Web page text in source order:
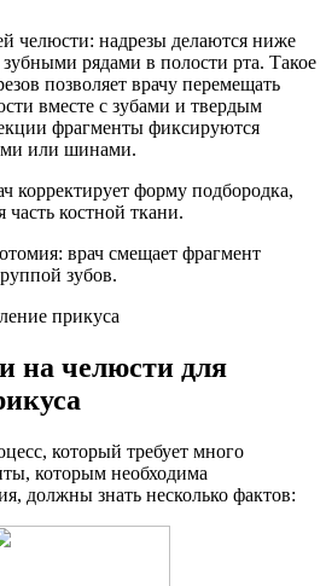
челюсти: надрезы делаются ниже
зубными рядами в полости рта. Такое
позволяет врачу перемещать
вместе с зубами и твердым
фрагменты фиксируются
или шинами.
корректирует форму подбородка,
часть костной ткани.
врач смещает фрагмент
зубов.
на челюсти для
который требует много
которым необходима
должны знать несколько фактов: